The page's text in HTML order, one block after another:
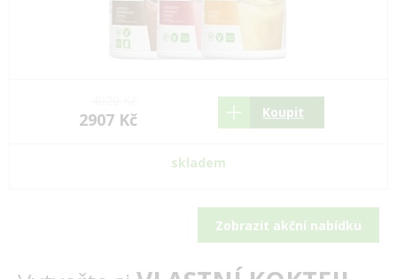
2907 Kč Koupit
skladem
Zobrazit akční nabídku